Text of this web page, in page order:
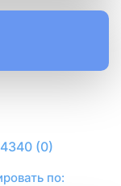
(0)
по: